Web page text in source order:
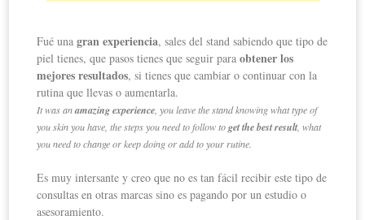
Fué unagran experiencia, sales del stand sabiendo que tipo de
piel tienes, que pasos tienes que seguir para obtener los
mejores resultados, si tienes que cambiar o continuar con la
rutina que llevas o aumentarla.
It was anamazing experience , you leave the stand knowing what type of
you skin you have, the steps you need to follow toget the best result, what
you need to change or keep doing or add to your rutine.
Es muy intersante y creo que no es tan fácil recibir este tipo de
consultas en otras marcas sino es pagando por un estudio o
asesoramiento.